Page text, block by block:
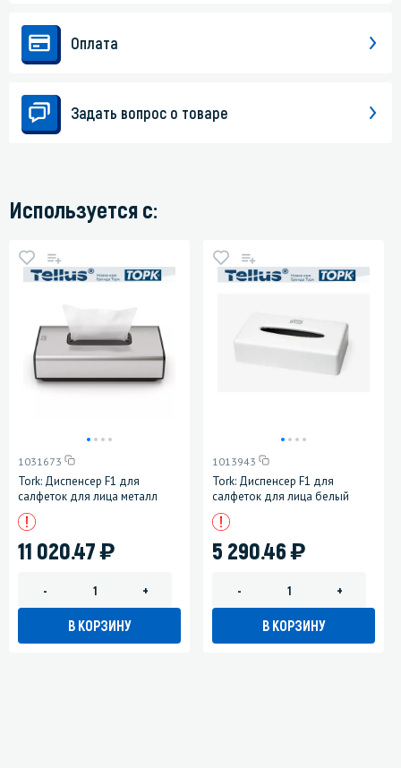
Оплата
Задать вопрос о товаре
Используется с:
1031673
Tork: Диспенсер F1 для
салфеток для лица металл
11 020.47)
- +
В КОРЗИНУ
1013943
Tork: Диспенсер F1 для
салфеток для лица белый
5 290.46)
- +
В КОРЗИНУ